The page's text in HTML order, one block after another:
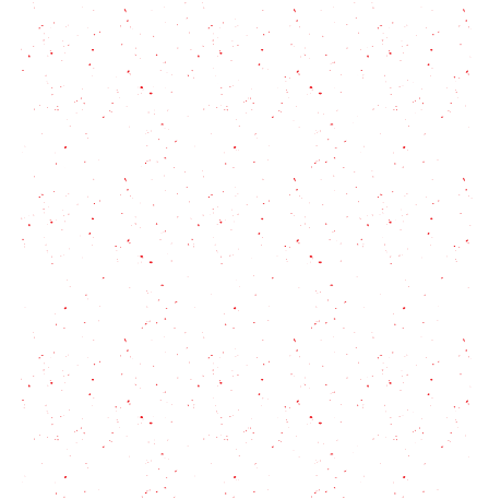
Queso casero: como hacer queso fresco!
Cómo hacer all i oli en 3 minutos